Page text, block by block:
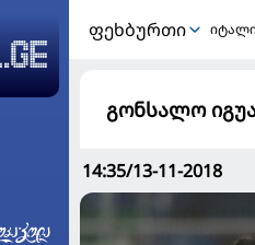
ᲤᲔᲮᲑᲣᲠᲗᲘ
გონსალო
14:35/13-11-2018